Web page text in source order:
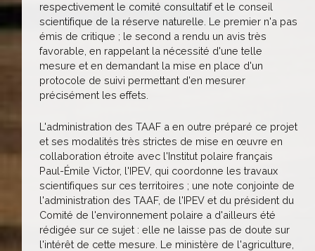
respectivement le comité consultatif et le conseil
scientifique de la réserve naturelle. Le premier n'a pas
émis de critique ; le second a rendu un avis très
favorable, en rappelant la nécessité d'une telle
mesure et en demandant la mise en place d'un
protocole de suivi permettant d'en mesurer
précisément les effets.
L'administration des TAAF a en outre préparé ce projet
et ses modalités très strictes de mise en œuvre en
collaboration étroite avec l'Institut polaire français
Paul-Émile Victor, l'IPEV, qui coordonne les travaux
scientifiques sur ces territoires ; une note conjointe de
l'administration des TAAF, de l'IPEV et du président du
Comité de l'environnement polaire a d'ailleurs été
rédigée sur ce sujet : elle ne laisse pas de doute sur
l'intérêt de cette mesure. Le ministère de l'agriculture,